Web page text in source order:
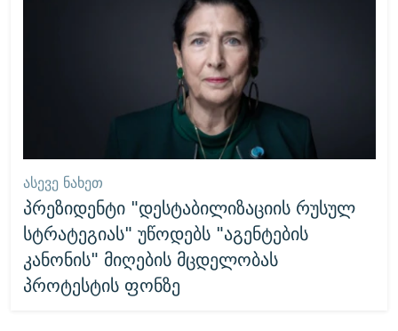
ᲐᲡᲔᲕᲔ ᲜᲐᲮᲔᲗ
პრეზიდენტი "დესტაბილიზაციის რუსულ
სტრატეგიას" უწოდებს "აგენტების
კანონის" მიღების მცდელობას
პროტესტის ფონზე